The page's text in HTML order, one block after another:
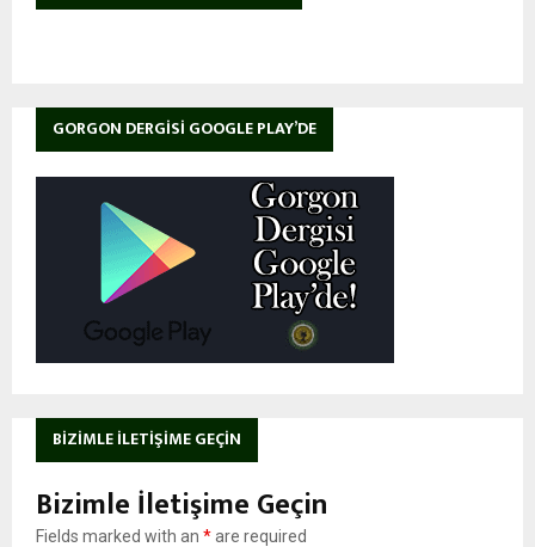
GORGON DERGISI GOOGLE PLAY’DE
BIZIMLE İLETIŞIME GEÇIN
Bizimle İletişime Geçin
Fields marked with an *are required